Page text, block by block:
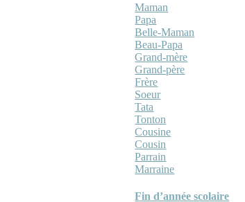
Maman
Papa
Belle-Maman
Beau-Papa
Grand-mère
Grand-père
Frère
Soeur
Tata
Tonton
Cousine
Cousin
Parrain
Marraine
Fin d’année scolaire